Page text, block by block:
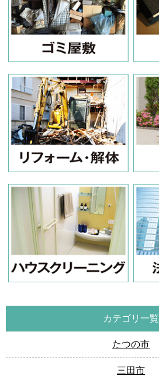
カテゴリ一覧
たつの市
三田市